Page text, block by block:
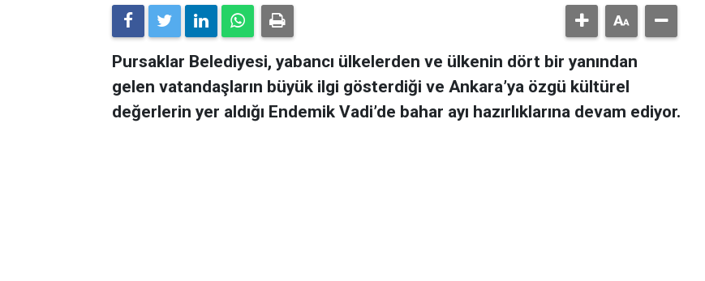
Pursaklar Belediyesi, yabancı ülkelerden ve ülkenin dört bir yanından
gelen vatandaşların büyük ilgi gösterdiği ve Ankara’ya özgü kültürel
değerlerin yer aldığı Endemik Vadi’de bahar ayı hazırlıklarına devam ediyor.